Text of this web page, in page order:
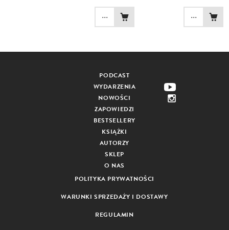
... ...
PODCAST
WYDARZENIA
NOWOŚCI
ZAPOWIEDZI
BESTSELLERY
KSIĄŻKI
AUTORZY
SKLEP
O NAS
POLITYKA PRYWATNOŚCI
WARUNKI SPRZEDAŻY I DOSTAWY
REGULAMIN